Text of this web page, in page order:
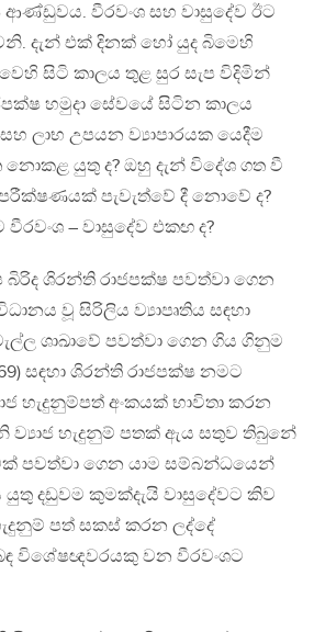
ආණ්ඩුවය. වීරවංශ සහ වාසුදේව ඊට
දැන් එක් දිනක් හෝ යුද බිමෙහි
සිටි කාලය තුළ සුර සැප විදිමින්
හමුදා සේවයේ සිටින කාලය
ලාභ උපයන ව්‍යාපාරයක යෙදීම
යුතු ද? ඔහු දැන් විදේශ ගත වී
පැවැත්වේ දී නොවේ ද?
– වාසුදේව එකඟ ද?
බිරිද ශිරන්ති රාජපක්ෂ පවත්වා ගෙන
වූ සිරිලිය ව්‍යාපෘතිය සඳහා
ශාඛාවේ පවත්වා ගෙන ගිය ගිනුම
සඳහා ශිරන්ති රාජපක්ෂ නමට
හැදුනුම්පත් අංකයක් භාවිතා කරන
ව්‍යාජ හැදුනුම් පතක් ඇය සතුව තිබුනේ
පවත්වා ගෙන යාම සම්බන්ධයෙන්
දඩුවම කුමක්දැයි වාසුදේවට කිව
පත් සකස් කරන ලද්දේ
විශේෂඥවරයකු වන වීරවංශට